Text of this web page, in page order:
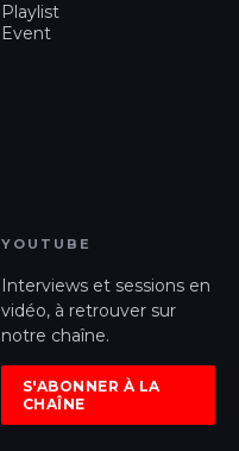
Playlist
Event
YOUTUBE
Interviews et sessions en
vidéo, à retrouver sur
notre chaîne.
S'ABONNER À LA
CHAÎNE